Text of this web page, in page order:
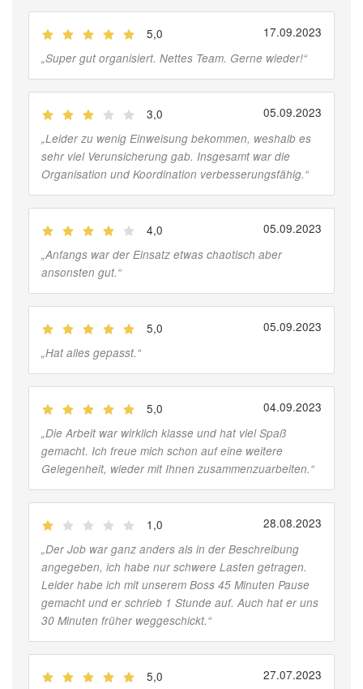
5,0 17.09.2023
„Super gut organisiert. Nettes Team. Gerne wieder!“
3,0 05.09.2023
„Leider zu wenig Einweisung bekommen, weshalb es
sehr viel Verunsicherung gab. Insgesamt war die
Organisation und Koordination verbesserungsfähig.“
4,0 05.09.2023
„Anfangs war der Einsatz etwas chaotisch aber
ansonsten gut.“
5,0 05.09.2023
„Hat alles gepasst.“
5,0 04.09.2023
„Die Arbeit war wirklich klasse und hat viel Spaß
gemacht. Ich freue mich schon auf eine weitere
Gelegenheit, wieder mit Ihnen zusammenzuarbeiten.“
1,0 28.08.2023
„Der Job war ganz anders als in der Beschreibung
angegeben, ich habe nur schwere Lasten getragen.
Leider habe ich mit unserem Boss 45 Minuten Pause
gemacht und er schrieb 1 Stunde auf. Auch hat er uns
30 Minuten früher weggeschickt.“
5,0 27.07.2023